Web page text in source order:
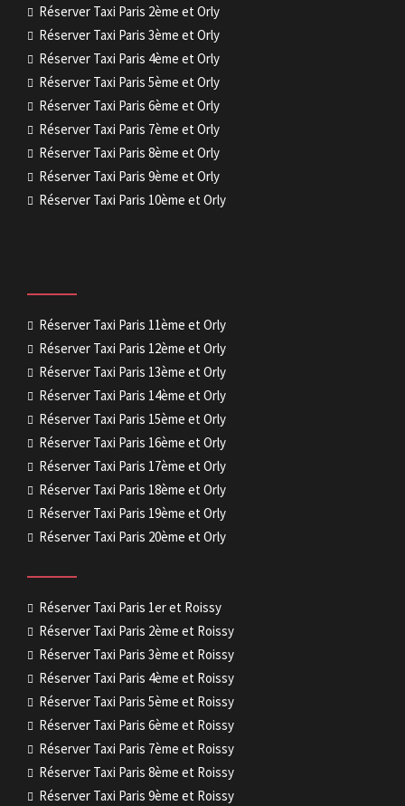
Réserver Taxi Paris 2ème et Orly
Réserver Taxi Paris 3ème et Orly
Réserver Taxi Paris 4ème et Orly
Réserver Taxi Paris 5ème et Orly
Réserver Taxi Paris 6ème et Orly
Réserver Taxi Paris 7ème et Orly
Réserver Taxi Paris 8ème et Orly
Réserver Taxi Paris 9ème et Orly
Réserver Taxi Paris 10ème et Orly
Réserver Taxi Paris 11ème et Orly
Réserver Taxi Paris 12ème et Orly
Réserver Taxi Paris 13ème et Orly
Réserver Taxi Paris 14ème et Orly
Réserver Taxi Paris 15ème et Orly
Réserver Taxi Paris 16ème et Orly
Réserver Taxi Paris 17ème et Orly
Réserver Taxi Paris 18ème et Orly
Réserver Taxi Paris 19ème et Orly
Réserver Taxi Paris 20ème et Orly
Réserver Taxi Paris 1er et Roissy
Réserver Taxi Paris 2ème et Roissy
Réserver Taxi Paris 3ème et Roissy
Réserver Taxi Paris 4ème et Roissy
Réserver Taxi Paris 5ème et Roissy
Réserver Taxi Paris 6ème et Roissy
Réserver Taxi Paris 7ème et Roissy
Réserver Taxi Paris 8ème et Roissy
Réserver Taxi Paris 9ème et Roissy